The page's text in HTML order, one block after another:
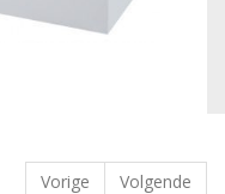
Vorige Volgende